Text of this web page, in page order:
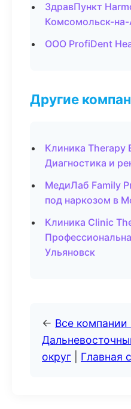
ЗдравПункт
Комсомольск-
ООО ProfiDent
Другие
Клиника
Диагностика и
МедиЛаб Family
под наркозом в
Клиника Clinic
Ульяновск
← Все компании
округ
Главная